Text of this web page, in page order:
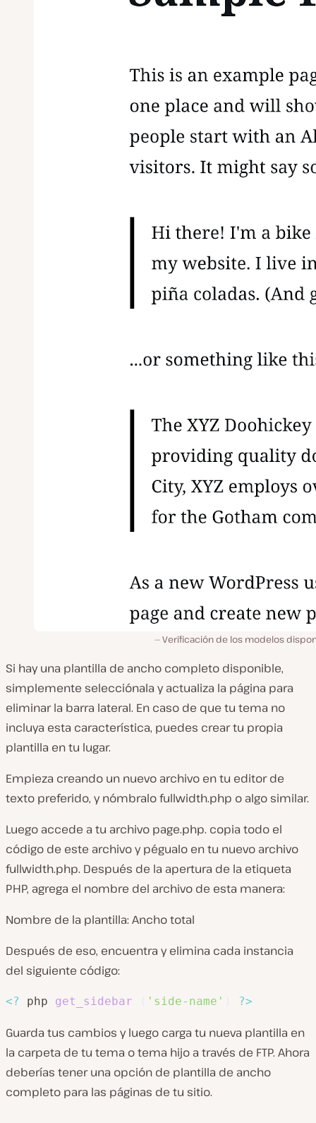
Verificación de los modelos
Si hay una plantilla de ancho completo disponible,
simplemente selecciónala y actualiza la página para
eliminar la barra lateral. En caso de que tu tema no
incluya esta característica, puedes crear tu propia
plantilla en tu lugar.
Empieza creando un nuevo archivo en tu editor de
texto preferido, y nómbralofullwidth.php o algo similar.
Luego accede a tu archivo page.php. copia todo el
código de este archivo y pégualo en tu nuevo archivo
fullwidth.php. Después de la apertura de la etiqueta
PHP, agrega el nombre del archivo de esta manera:
Nombre de la plantilla: Ancho total
Después de eso, encuentra y elimina cada instancia
del siguiente código:
<? php get_sidebar 'side-name' ?>
Guarda tus cambios y luego carga tu nueva plantilla en
la carpeta de tu tema o tema hijo a través de FTP. Ahora
deberías tener una opción de plantilla de ancho
completo para las páginas de tu sitio.